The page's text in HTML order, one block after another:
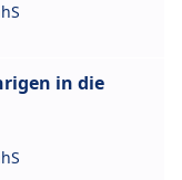
in die